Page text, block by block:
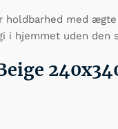
med
i hjemmet uden den